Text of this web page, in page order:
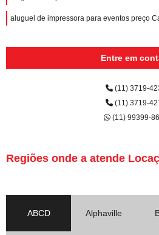
aluguel de impressora para eventos preço
Entre em
(11) 3719-
(11) 3719-
(11) 99399-
Regiões onde a atende
ABCD Alphaville